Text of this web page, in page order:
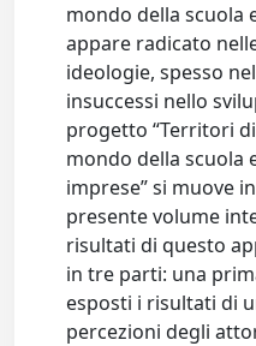
mondo della scuola
appare radicato
ideologie, spesso
insuccessi nello
progetto “Territori
mondo della scuola
imprese” si muove
presente volume
risultati di questo
in tre parti: una
esposti i risultati di
percezioni degli